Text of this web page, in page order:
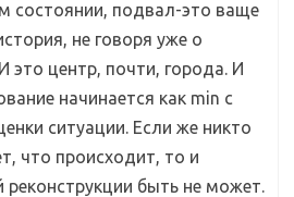
состоянии, подвал-это ваще
не говоря уже о
это центр, почти, города. И
начинается как min с
ситуации. Если же никто
что происходит, то и
реконструкции быть не может.